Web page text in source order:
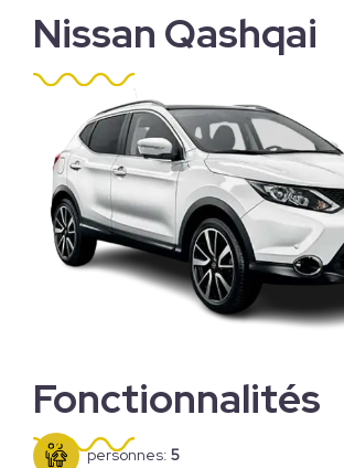
Nissan Qashqai
Fonctionnalités
personnes: 5